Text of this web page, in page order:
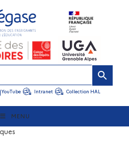
YouTube Intranet Collection HAL
MENU